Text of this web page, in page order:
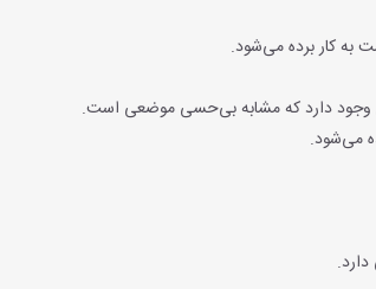
به کار برده می‌شود.
دارد که مشابه بی‌حسی موضعی است.
می‌شود.